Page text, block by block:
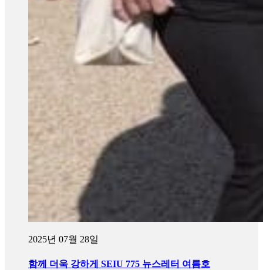
2025년 07월 28일
함께 더욱 강하게 SEIU 775 뉴스레터 여름호